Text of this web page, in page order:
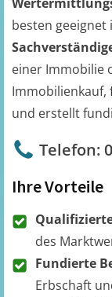
besten geeignet
einer Immobilie
Immobilienkauf,
und erstellt
Telefon:
Ihre Vorteile
des
Fundierte
Erbschaft